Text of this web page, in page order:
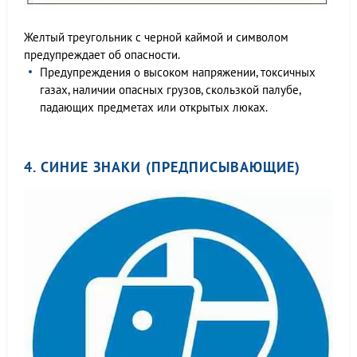
Желтый треугольник с черной каймой и символом
предупреждает об опасности.
Предупреждения о высоком напряжении, токсичных
газах, наличии опасных грузов, скользкой палубе,
падающих предметах или открытых люках.
4. СИНИЕ ЗНАКИ (ПРЕДПИСЫВАЮЩИЕ)